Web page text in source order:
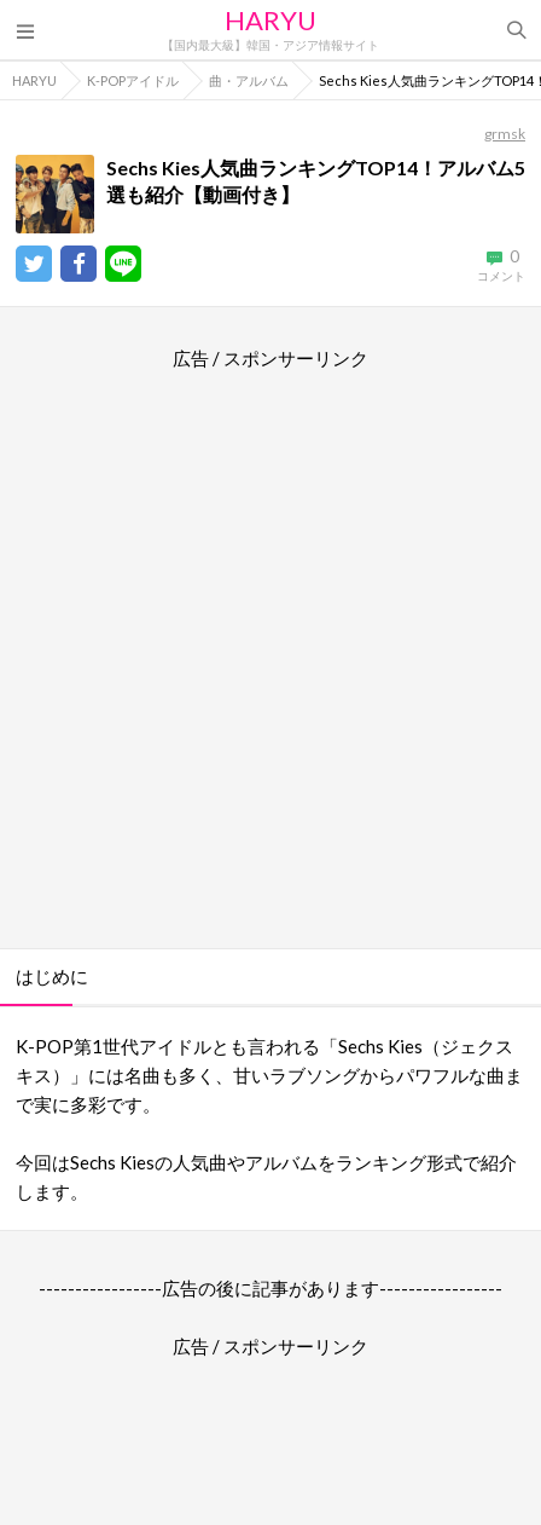
HARYU
【国内最大級】韓国・アジア情報サイト
HARYU K-POPアイドル 曲・アルバム Sechs Kies人気曲ランキングTOP14
grmsk
Sechs Kies人気曲ランキングTOP14！アルバム5
選も紹介【動画付き】
0
コメント
広告 / スポンサーリンク
はじめに
K-POP第1世代アイドルとも言われる「Sechs Kies（ジェクス
キス）」には名曲も多く、甘いラブソングからパワフルな曲ま
で実に多彩です。
今回はSechs Kiesの人気曲やアルバムをランキング形式で紹介
します。
-----------------広告の後に記事があります-----------------
広告 / スポンサーリンク